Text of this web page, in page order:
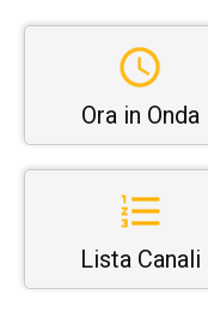
Ora in Onda
Lista Canali